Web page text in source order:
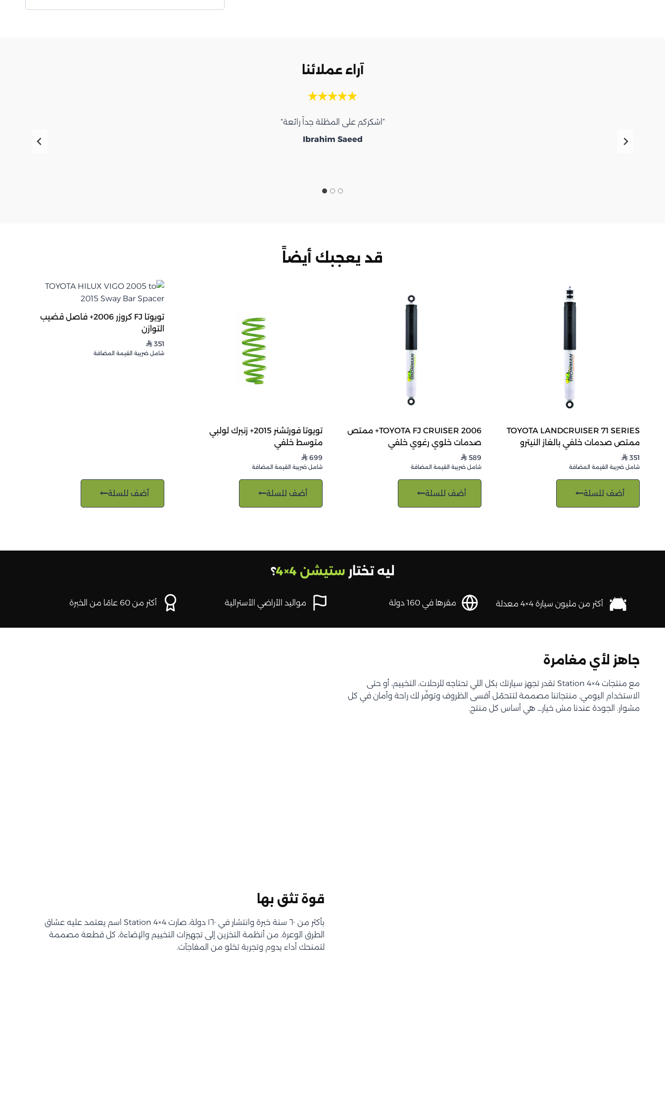
آراء عملائنا
“اشكركم على المظلة جداً رائعة”
Ibrahim Saeed
قد يعجبك أيضاً
TOYOTA LANDCRUISER 71 SERIES
ممتص صدمات خلفي بالغاز النيترو
⃁351
شامل ضريبة القيمة المضافة
أضف للسلة
TOYOTA FJ CRUISER 2006+ ممتص
صدمات خلوي رغوي خلفي
⃁589
شامل ضريبة القيمة المضافة
أضف للسلة
تويوتا فورتشنر 2015+ زنبرك لولبي
متوسط خلفي
⃁699
شامل ضريبة القيمة المضافة
أضف للسلة
تويوتا FJ كروزر 2006+ فاصل قضيب
التوازن
⃁351
شامل ضريبة القيمة المضافة
أضف للسلة
ليه تختار ستيشن 4×4 ؟
أكثر من مليون سيارة 4×4 معدلة مقرها في 160 دولة مواليد الأراضي الأسترالية أكثر من 60 عامًا من الخبرة
جاهز لأي مغامرة
مع منتجات Station 4×4 تقدر تجهز سيارتك بكل اللي تحتاجه للرحلات، التخييم، أو حتى
الاستخدام اليومي. منتجاتنا مصممة لتتحمّل أقسى الظروف وتوفّر لك راحة وأمان في كل
مشوار. الجودة عندنا مش خيار… هي أساس كل منتج.
قوة تثق بها
بأكثر من ٦٠ سنة خبرة وانتشار في ١٦٠ دولة، صارت Station 4×4 اسم يعتمد عليه عشاق
الطرق الوعرة. من أنظمة التخزين إلى تجهيزات التخييم والإضاءة، كل قطعة مصممة
لتمنحك أداء يدوم وتجربة تخلو من المفاجآت.